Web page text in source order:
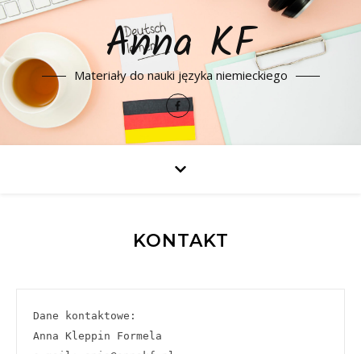
Anna KF
Materiały do nauki języka niemieckiego
KONTAKT
Dane kontaktowe:
Anna Kleppin Formela